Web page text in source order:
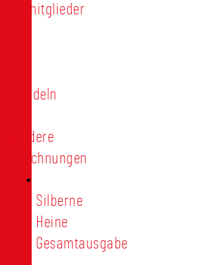
Ehrenmitglieder
Treunadeln
Besondere
Auszeichnungen
Silberne
Heine
Gesamtausgabe